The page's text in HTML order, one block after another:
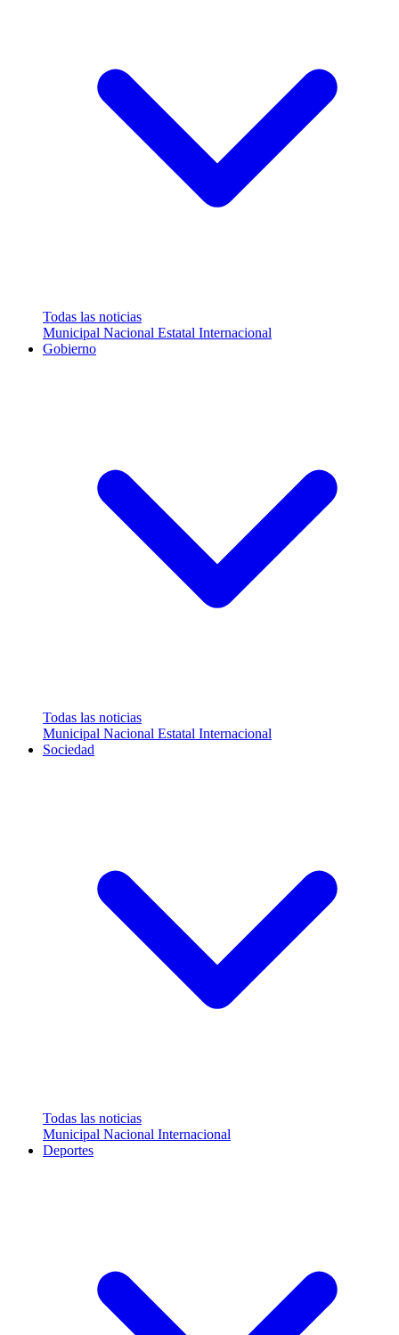
Todas las noticias
Municipal Nacional Estatal Internacional
Gobierno
Todas las noticias
Municipal Nacional Estatal Internacional
Sociedad
Todas las noticias
Municipal Nacional Internacional
Deportes